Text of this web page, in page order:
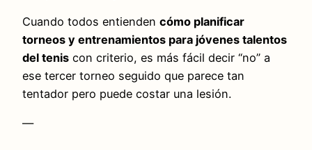
Cuando todos entienden cómo planificar
torneos y entrenamientos para jóvenes talentos
del tenis con criterio, es más fácil decir “no” a
ese tercer torneo seguido que parece tan
tentador pero puede costar una lesión.
—